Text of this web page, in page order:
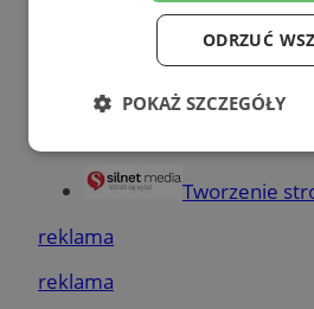
Tworzenie
reklama
reklama
ODRZUĆ
POKAŻ SZCZEGÓŁY
Niezbędne